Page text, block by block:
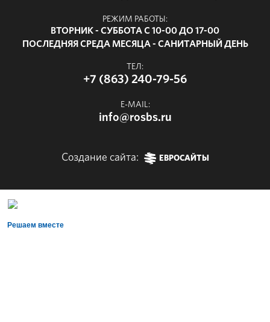
РЕЖИМ РАБОТЫ:
ВТОРНИК - СУББОТА С 10-00 ДО 17-00
ПОСЛЕДНЯЯ СРЕДА МЕСЯЦА - САНИТАРНЫЙ ДЕНЬ
ТЕЛ:
+7 (863) 240-79-56
E-MAIL:
info@rosbs.ru
Создание сайта: ЕВРОСАЙТЫ
Решаем вместе